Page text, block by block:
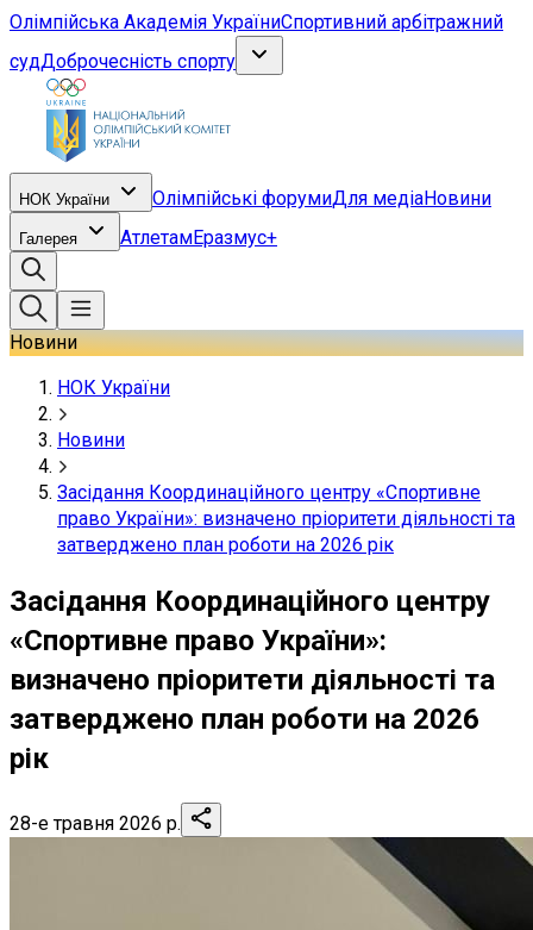
Олімпійська Академія УкраїниСпортивний арбітражний
судДоброчесність спорту
НОК України Олімпійські форумиДля медіаНовини
Галерея АтлетамЕразмус+
Новини
НОК України
Новини
Засідання Координаційного центру «Спортивне
право України»: визначено пріоритети діяльності та
затверджено план роботи на 2026 рік
Засідання Координаційного центру
«Спортивне право України»:
визначено пріоритети діяльності та
затверджено план роботи на 2026
рік
28-е травня 2026 р.